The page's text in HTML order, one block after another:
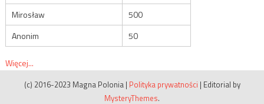
Mirosław
500
Anonim
50
Więcej...
(c) 2016-2023 Magna Polonia | Polityka prywatności | Editorial by
MysteryThemes.